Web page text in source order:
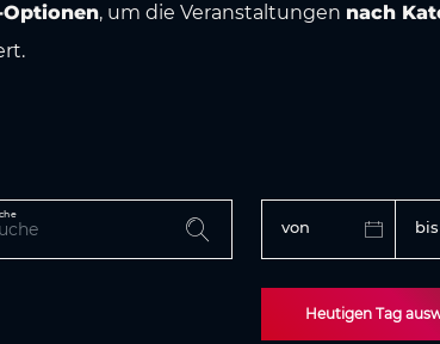
, um die Veranstaltungen nach
von bis
Heutigen Tag